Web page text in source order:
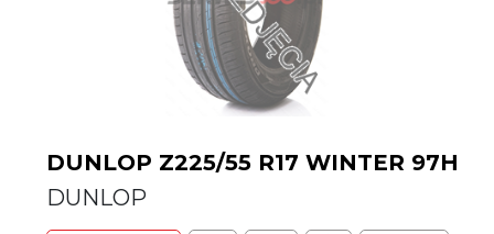
DUNLOP Z225/55 R17 WINTER 97H
DUNLOP